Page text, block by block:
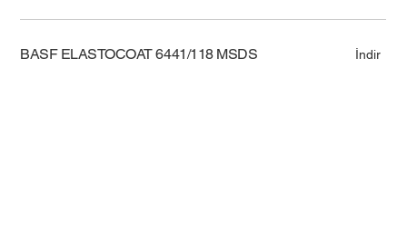
BASF ELASTOCOAT 6441/118 MSDS İndir